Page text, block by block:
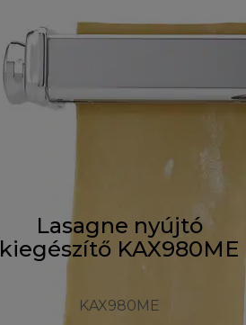
Lasagne nyújtó
kiegészítő KAX980ME
KAX980ME